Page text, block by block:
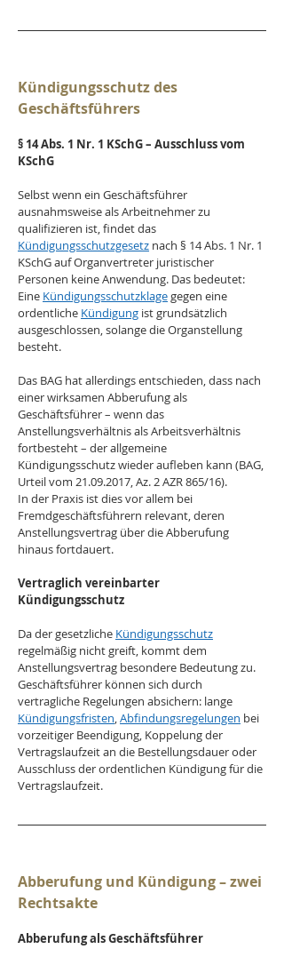
Kündigungsschutz des
Geschäftsführers
§ 14 Abs. 1 Nr. 1 KSchG – Ausschluss vom
KSchG
Selbst wenn ein Geschäftsführer
ausnahmsweise als Arbeitnehmer zu
qualifizieren ist, findet das
Kündigungsschutzgesetz nach § 14 Abs. 1 Nr. 1
KSchG auf Organvertreter juristischer
Personen keine Anwendung. Das bedeutet:
Eine Kündigungsschutzklage gegen eine
ordentliche Kündigung ist grundsätzlich
ausgeschlossen, solange die Organstellung
besteht.
Das BAG hat allerdings entschieden, dass nach
einer wirksamen Abberufung als
Geschäftsführer – wenn das
Anstellungsverhältnis als Arbeitsverhältnis
fortbesteht – der allgemeine
Kündigungsschutz wieder aufleben kann (BAG,
Urteil vom 21.09.2017, Az. 2 AZR 865/16).
In der Praxis ist dies vor allem bei
Fremdgeschäftsführern relevant, deren
Anstellungsvertrag über die Abberufung
hinaus fortdauert.
Vertraglich vereinbarter
Kündigungsschutz
Da der gesetzliche Kündigungsschutz
regelmäßig nicht greift, kommt dem
Anstellungsvertrag besondere Bedeutung zu.
Geschäftsführer können sich durch
vertragliche Regelungen absichern: lange
Kündigungsfristen, Abfindungsregelungen bei
vorzeitiger Beendigung, Koppelung der
Vertragslaufzeit an die Bestellungsdauer oder
Ausschluss der ordentlichen Kündigung für die
Vertragslaufzeit.
Abberufung und Kündigung – zwei
Rechtsakte
Abberufung als Geschäftsführer